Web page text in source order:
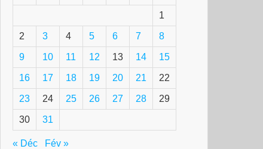
1
2 3 4 5 6 7 8
9 10 11 12 13 14 15
16 17 18 19 20 21 22
23 24 25 26 27 28 29
30 31
« Déc Fév »